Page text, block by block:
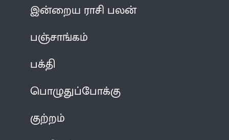
இன்றைய ராசி பலன்
பஞ்சாங்கம்
பக்தி
பொழுதுப்போக்கு
குற்றம்